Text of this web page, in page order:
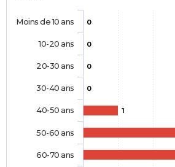
0
0
0
0
1
Moins de 10 ans
10-20 ans
20-30 ans
30-40 ans
40-50 ans
50-60 ans
60-70 ans